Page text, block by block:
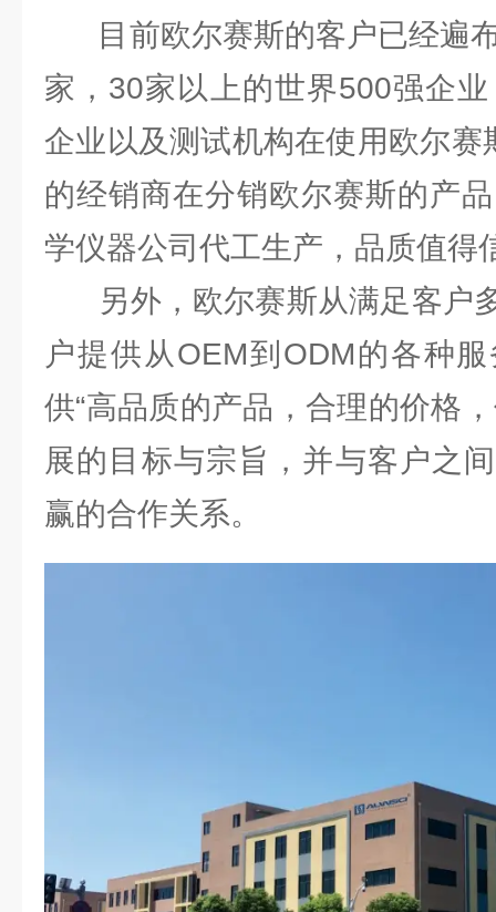
目前欧尔赛斯的客户已经遍
家，30家以上的世界500强企
企业以及测试机构在使用欧尔
的经销商在分销欧尔赛斯的产
学仪器公司代工生产，品质值得
另外，欧尔赛斯从满足客户
户提供从OEM到ODM的各种
供“高品质的产品，合理的价格
展的目标与宗旨，并与客户之
赢的合作关系。